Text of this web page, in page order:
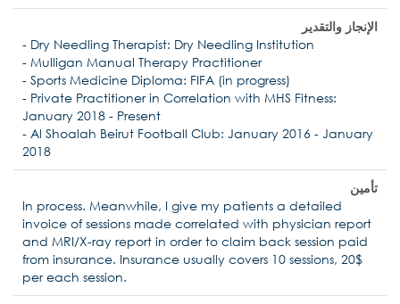
الإنجاز والتقدير
- Dry Needling Therapist: Dry Needling Institution
- Mulligan Manual Therapy Practitioner
- Sports Medicine Diploma: FIFA (in progress)
- Private Practitioner in Correlation with MHS Fitness:
January 2018 - Present
- Al Shoalah Beirut Football Club: January 2016 - January
2018
تأمين
In process. Meanwhile, I give my patients a detailed
invoice of sessions made correlated with physician report
and MRI/X-ray report in order to claim back session paid
from insurance. Insurance usually covers 10 sessions, 20$
per each session.